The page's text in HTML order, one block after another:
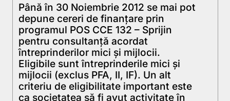
Până în 30 Noiembrie 2012 se mai pot
depune cereri de finanțare prin
programul POS CCE 132 – Sprijin
pentru consultanţă acordat
întreprinderilor mici şi mijlocii.
Eligibile sunt întreprinderile mici și
mijlocii (exclus PFA, II, IF). Un alt
criteriu de eligibilitate important este
ca societatea să fi avut activitate în